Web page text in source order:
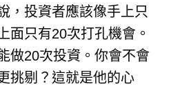
，投資者應該像手上只
面只有20次打孔機會。
做20次投資。你會不會
挑剔？這就是他的心